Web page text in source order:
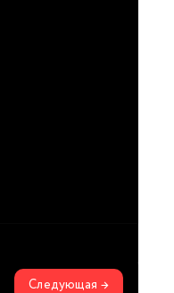
Следующая →